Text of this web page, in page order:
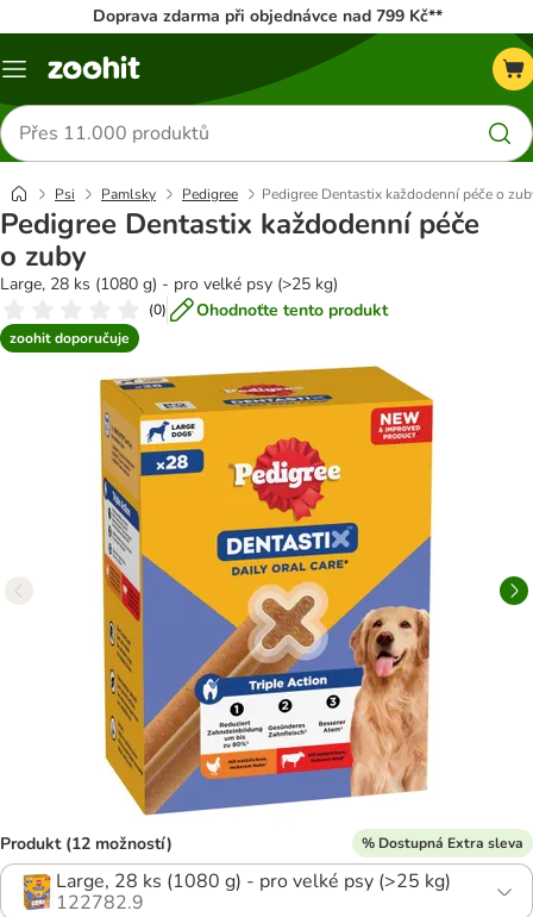
Doprava zdarma při objednávce nad 799 Kč**
Menu
Hledat
produkty
Psi Pamlsky Pedigree Pedigree Dentastix každodenní péče o
Pedigree Dentastix každodenní péče
o zuby
Large, 28 ks (1080 g) - pro velké psy (>25 kg)
(0) Ohodnoťte tento produkt
zoohit doporučuje
Produkt (12 možností) % Dostupná Extra sleva
Large, 28 ks (1080 g) - pro velké psy (>25 kg)
122782.9